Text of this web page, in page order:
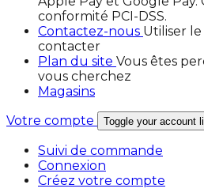
conformité PCI-DSS.
Contactez-nous Utiliser
contacter
Plan du site Vous êtes
vous cherchez
Magasins
Votre compte
Toggle your account
Suivi de commande
Connexion
Créez votre compte